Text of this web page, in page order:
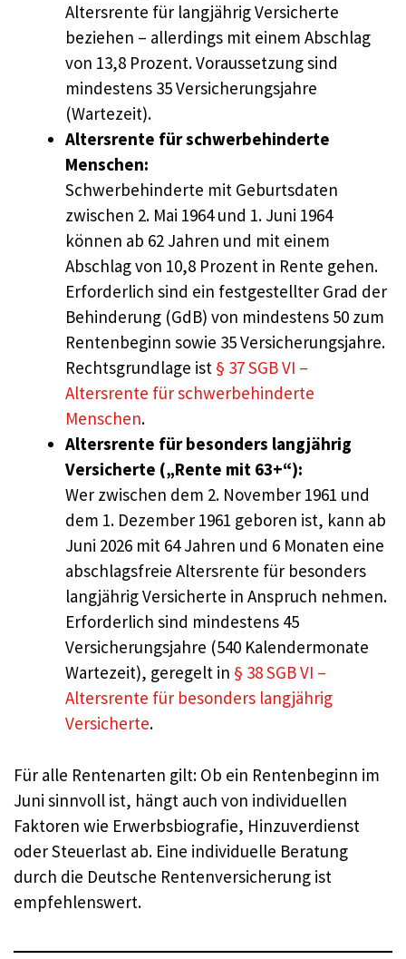
Altersrente für langjährig Versicherte
beziehen – allerdings mit einem Abschlag
von 13,8 Prozent. Voraussetzung sind
mindestens 35 Versicherungsjahre
(Wartezeit).
Altersrente für schwerbehinderte
Menschen:
Schwerbehinderte mit Geburtsdaten
zwischen 2. Mai 1964 und 1. Juni 1964
können ab 62 Jahren und mit einem
Abschlag von 10,8 Prozent in Rente gehen.
Erforderlich sind ein festgestellter Grad der
Behinderung (GdB) von mindestens 50 zum
Rentenbeginn sowie 35 Versicherungsjahre.
Rechtsgrundlage ist § 37 SGB VI –
Altersrente für schwerbehinderte
Menschen.
Altersrente für besonders langjährig
Versicherte („Rente mit 63+“):
Wer zwischen dem 2. November 1961 und
dem 1. Dezember 1961 geboren ist, kann ab
Juni 2026 mit 64 Jahren und 6 Monaten eine
abschlagsfreie Altersrente für besonders
langjährig Versicherte in Anspruch nehmen.
Erforderlich sind mindestens 45
Versicherungsjahre (540 Kalendermonate
Wartezeit), geregelt in § 38 SGB VI –
Altersrente für besonders langjährig
Versicherte.
Für alle Rentenarten gilt: Ob ein Rentenbeginn im
Juni sinnvoll ist, hängt auch von individuellen
Faktoren wie Erwerbsbiografie, Hinzuverdienst
oder Steuerlast ab. Eine individuelle Beratung
durch die Deutsche Rentenversicherung ist
empfehlenswert.